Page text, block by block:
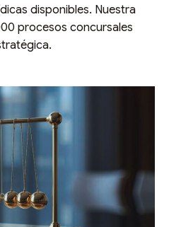
disponibles. Nuestra
procesos concursales